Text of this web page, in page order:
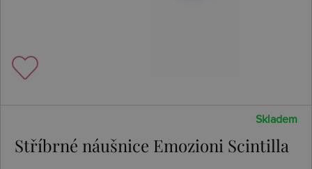
Skladem
Stříbrné náušnice Emozioni Scintilla